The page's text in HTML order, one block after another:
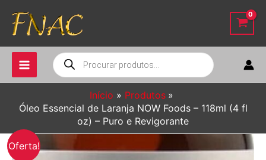
para
conteúdo
Pesquisar
produtos
Início
Produtos
Óleo Essencial de Laranja NOW Foods – 118ml (4 fl
oz) – Puro e Revigorante
Oferta!